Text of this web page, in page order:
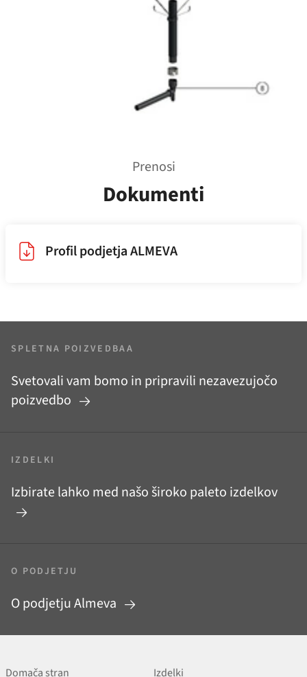
Prenosi
Dokumenti
Profil podjetja ALMEVA
SPLETNA POIZVEDBAA
Svetovali vam bomo in pripravili nezavezujočo
poizvedbo
IZDELKI
Izbirate lahko med našo široko paleto izdelkov
O PODJETJU
O podjetju Almeva
Domača stran Izdelki